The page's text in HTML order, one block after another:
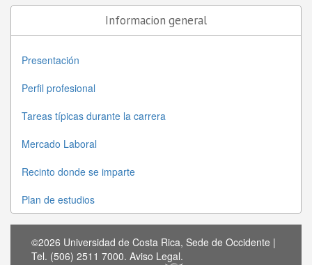
Informacion general
Presentación
Perfil profesional
Tareas típicas durante la carrera
Mercado Laboral
Recinto donde se imparte
Plan de estudios
©2026 Universidad de Costa Rica, Sede de Occidente |
Tel. (506) 2511 7000. Aviso Legal.